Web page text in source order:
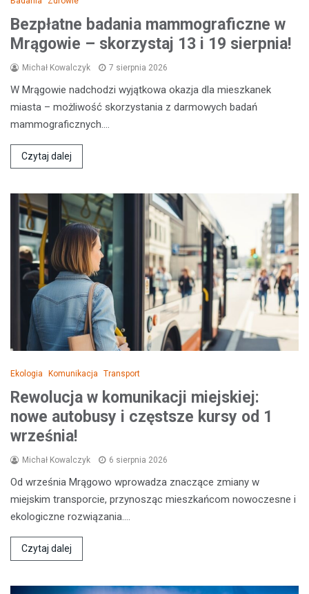
Bezpłatne badania mammograficzne w
Mrągowie – skorzystaj 13 i 19 sierpnia!
Michał Kowalczyk 7 sierpnia 2026
W Mrągowie nadchodzi wyjątkowa okazja dla mieszkanek
miasta – możliwość skorzystania z darmowych badań
mammograficznych.…
Czytaj dalej
Ekologia Komunikacja Transport
Rewolucja w komunikacji miejskiej:
nowe autobusy i częstsze kursy od 1
września!
Michał Kowalczyk 6 sierpnia 2026
Od września Mrągowo wprowadza znaczące zmiany w
miejskim transporcie, przynosząc mieszkańcom nowoczesne i
ekologiczne rozwiązania.…
Czytaj dalej